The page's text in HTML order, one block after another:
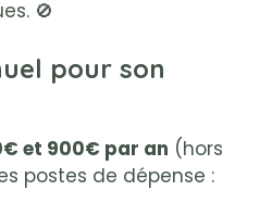
🚫
pour son
et 900€ par an (hors
postes de dépense :